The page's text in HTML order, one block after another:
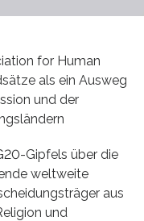
for Human
als ein Ausweg
und der
Gipfels über die
weltweite
aus
und